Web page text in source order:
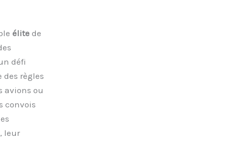
élitede
défi
règles
avions ou
convois
leur